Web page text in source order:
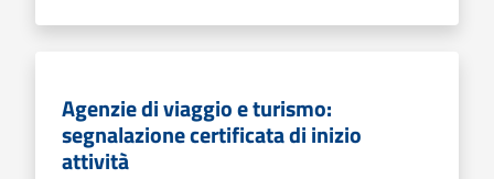
Agenzie di viaggio e turismo:
segnalazione certificata di inizio
attività